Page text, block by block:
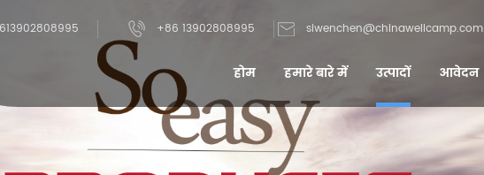
+86 13902808995 siwenchen@chinawellcamp.com
होम हमारे बारे में उत्पादों आवेदन